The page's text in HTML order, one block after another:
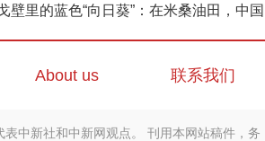
壁里的蓝色“向日葵”：在米桑油田，中国
About us 联系我们
中新社和中新网观点。 刊用本网站稿件，务